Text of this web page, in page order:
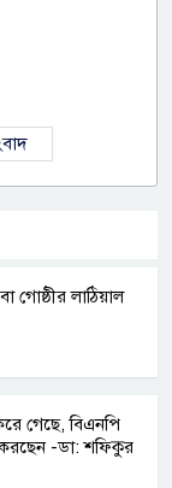
গোষ্ঠীর লাঠিয়াল
গেছে, বিএনপি
-ডা: শফিকুর